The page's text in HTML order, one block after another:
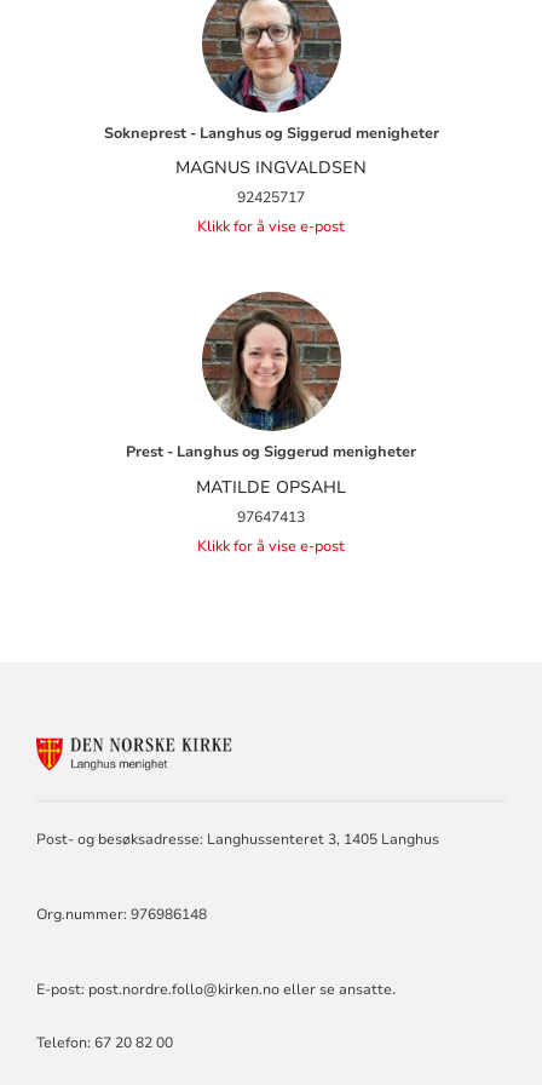
Sokneprest - Langhus og Siggerud menigheter
MAGNUS INGVALDSEN
92425717
Klikk for å vise e-post
Prest - Langhus og Siggerud menigheter
MATILDE OPSAHL
97647413
Klikk for å vise e-post
Post- og besøksadresse: Langhussenteret 3, 1405 Langhus
Org.nummer: 976986148
E-post: post.nordre.follo@kirken.noeller se ansatte.
Telefon: 67 20 82 00